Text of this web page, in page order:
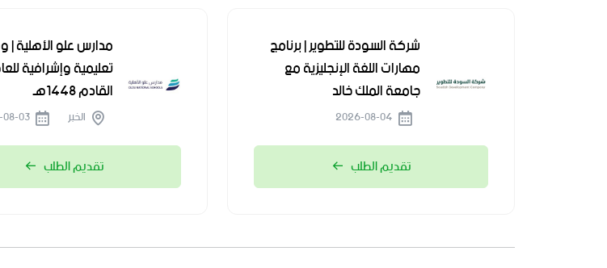
شركة السودة للتطوير | برنامج
مهارات اللغة الإنجليزية مع
جامعة الملك خالد
تقديم الطلب
مدارس علو الأهلية
تعليمية وإشرافية
القادم 1448هـ
الخبر
تقديم الطلب